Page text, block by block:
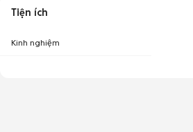
Tiện ích
Kinh nghiệm